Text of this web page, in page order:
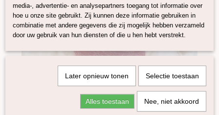
media-, advertentie- en analysepartners toegang tot informatie over
hoe u onze site gebruikt. Zij kunnen deze informatie gebruiken in
combinatie met andere gegevens die zij mogelijk hebben verzameld
door uw gebruik van hun diensten of die u hen hebt verstrekt.
Later opnieuw tonen Selectie toestaan
Alles toestaan Nee, niet akkoord